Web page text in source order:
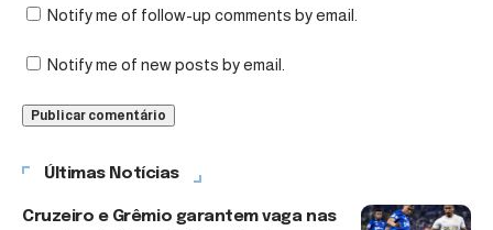
Notify me of follow-up comments by email.
Notify me of new posts by email.
Últimas Notícias
Cruzeiro e Grêmio garantem vaga nas